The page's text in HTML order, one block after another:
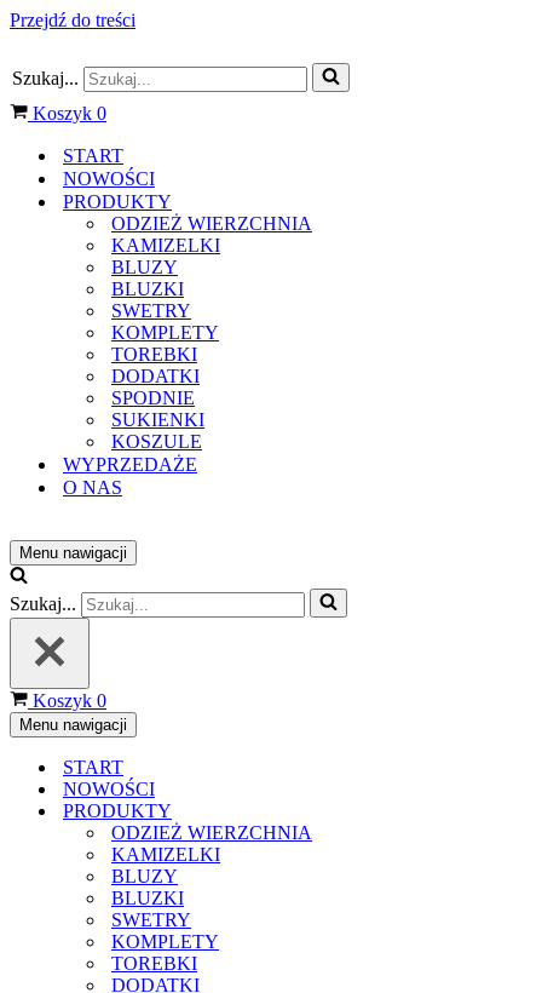
Przejdź do treści
Szukaj...
Koszyk 0
START
NOWOŚCI
PRODUKTY
ODZIEŻ WIERZCHNIA
KAMIZELKI
BLUZY
BLUZKI
SWETRY
KOMPLETY
TOREBKI
DODATKI
SPODNIE
SUKIENKI
KOSZULE
WYPRZEDAŻE
O NAS
Menu nawigacji
Szukaj...
Koszyk 0
Menu nawigacji
START
NOWOŚCI
PRODUKTY
ODZIEŻ WIERZCHNIA
KAMIZELKI
BLUZY
BLUZKI
SWETRY
KOMPLETY
TOREBKI
DODATKI